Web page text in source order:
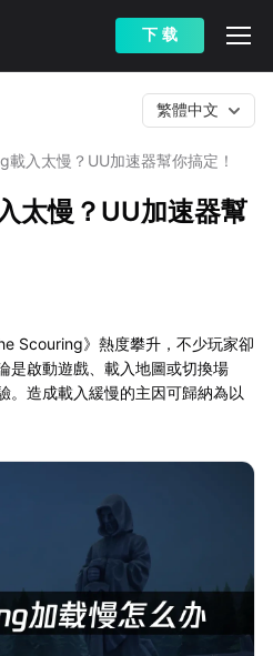
下 载
載入太慢？UU加速器幫你搞定！
繁體中文
太慢？UU加速器幫
Scouring》熱度攀升，不少玩家卻
是啟動遊戲、載入地圖或切換場
。造成載入緩慢的主因可歸納為以